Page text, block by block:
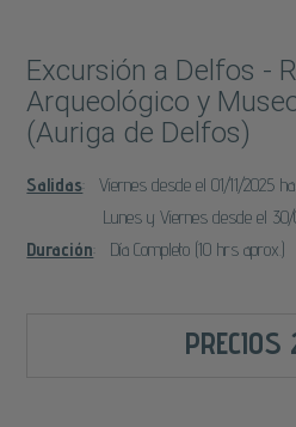
Excursión a Delfos -
Arqueológico y
(Auriga de Delfos)
Salidas : Viernes desde el 01/11/2025
Lunes y Viernes desde el 30/03/
Duración : Día Completo (10 hrs aprox.)